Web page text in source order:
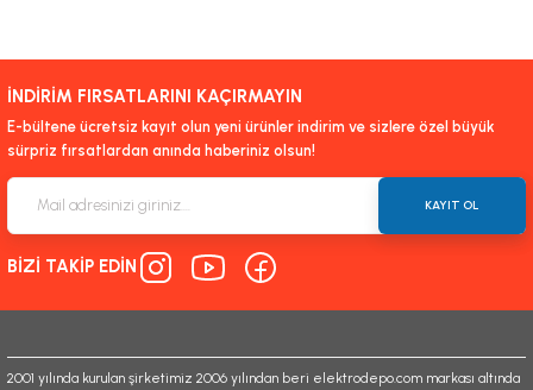
yetersiz gördüğünüz noktaları öneri formunu kullanarak tarafımıza
iletebilirsiniz.
Görüş ve önerileriniz için teşekkür ederiz.
Ürün açıklamasında eksik bilgiler bulunuyor.
Ürün bilgilerinde hatalar bulunuyor.
Ürün fiyatı diğer sitelerden daha pahalı.
İNDİRİM FIRSATLARINI KAÇIRMAYIN
E-bültene ücretsiz kayıt olun yeni ürünler indirim ve sizlere özel büyük
sürpriz fırsatlardan anında haberiniz olsun!
KAYIT OL
BİZİ TAKİP EDİN
2001 yılında kurulan şirketimiz 2006 yılından beri elektrodepo.com markası altında